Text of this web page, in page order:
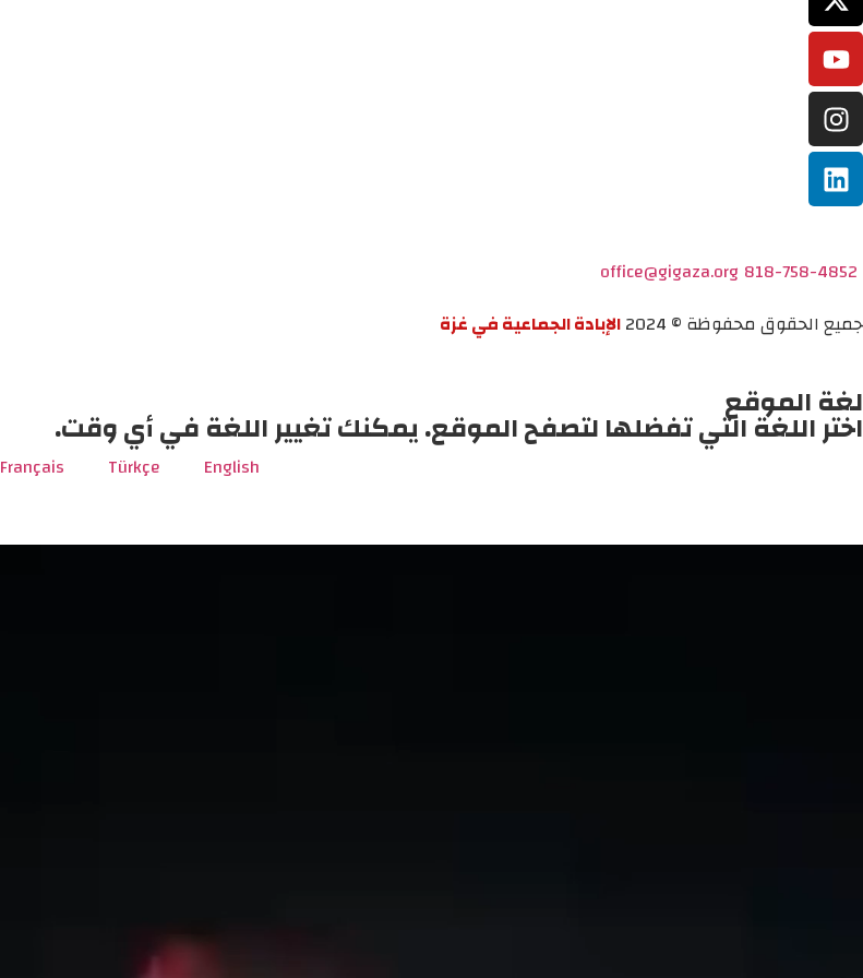
818-758-4852
office@gigaza.org
جميع الحقوق محفوظة © 2024
الإبادة الجماعية في غزة
لغة الموقع
اختر اللغة التي تفضلها لتصفح الموقع. يمكنك تغيير اللغة في أي وقت.
English
Türkçe
Français